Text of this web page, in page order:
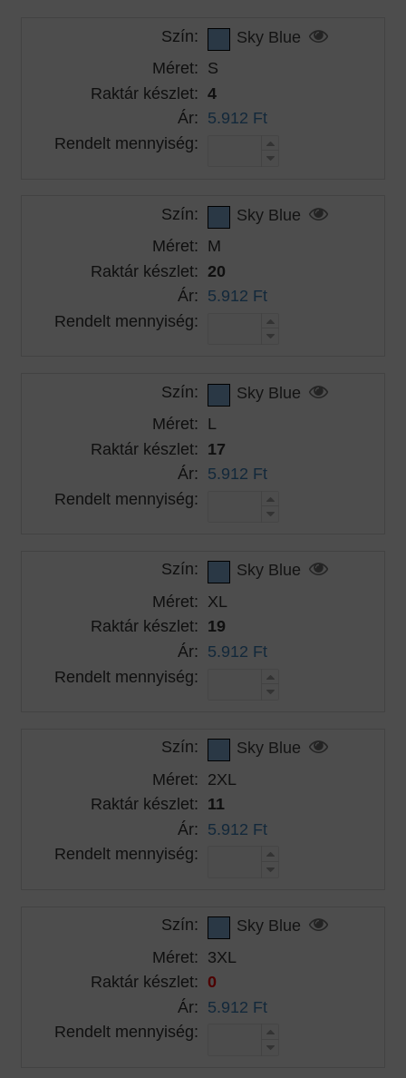
Szín:
Sky Blue
Méret: S
Raktár készlet: 4
Ár: 5.912 Ft
Rendelt mennyiség:
Szín:
Sky Blue
Méret: M
Raktár készlet: 20
Ár: 5.912 Ft
Rendelt mennyiség:
Szín:
Sky Blue
Méret: L
Raktár készlet: 17
Ár: 5.912 Ft
Rendelt mennyiség:
Szín:
Sky Blue
Méret: XL
Raktár készlet: 19
Ár: 5.912 Ft
Rendelt mennyiség:
Szín:
Sky Blue
Méret: 2XL
Raktár készlet: 11
Ár: 5.912 Ft
Rendelt mennyiség:
Szín:
Sky Blue
Méret: 3XL
Raktár készlet: 0
Ár: 5.912 Ft
Rendelt mennyiség: